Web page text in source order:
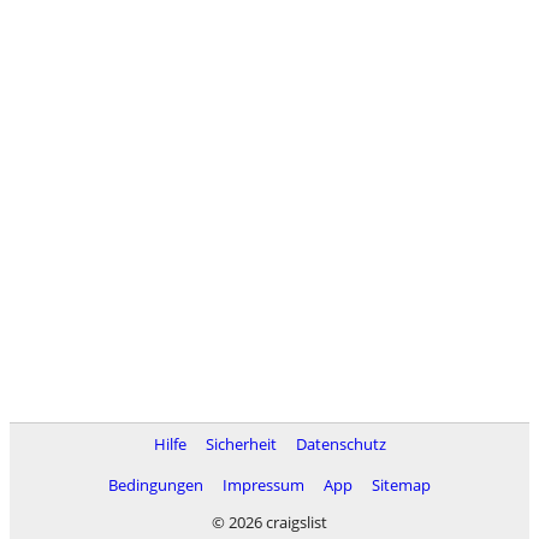
Hilfe Sicherheit
Datenschutz
Bedingungen
Impressum App
Sitemap
© 2026 craigslist